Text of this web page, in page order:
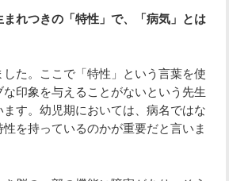
まれつきの「特性」で、「病気」とは
た。ここで「特性」という言葉を使
印象を与えることがないという先生
す。幼児期においては、病名ではな
性を持っているのかが重要だと言いま